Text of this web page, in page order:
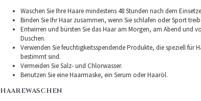
Waschen Sie Ihre Haare mindestens 48 Stunden nach dem
Binden Sie Ihr Haar zusammen, wenn Sie schlafen oder Sport
Entwirren und bürsten Sie das Haar am Morgen, am Abend und
Duschen.
Verwenden Sie feuchtigkeitsspendende Produkte, die speziell für
bestimmt sind.
Vermeiden Sie Salz- und Chlorwasser.
Benutzen Sie eine Haarmaske, ein Serum oder Haaröl.
HAAREWASCHEN